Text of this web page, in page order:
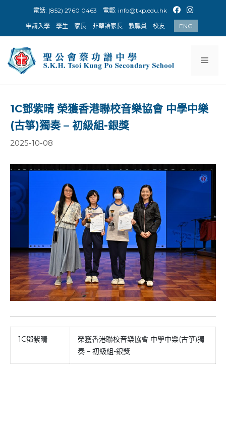
content
電話: (852) 2760 0463 電郵: info@tkp.edu.hk
申請入學 學生 家長 非華語家長 教職員 校友 ENG
1C鄧紫晴 榮獲香港聯校音樂協會 中學中樂
(古箏)獨奏 – 初級組-銀獎
2025-10-08
1C鄧紫晴
榮獲香港聯校音樂協會 中學中樂(古箏)獨
奏 – 初級組-銀獎